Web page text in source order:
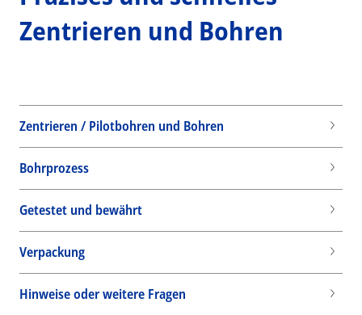
Zentrieren und Bohren
Zentrieren / Pilotbohren und Bohren
Bohrprozess
Getestet und bewährt
Verpackung
Hinweise oder weitere Fragen